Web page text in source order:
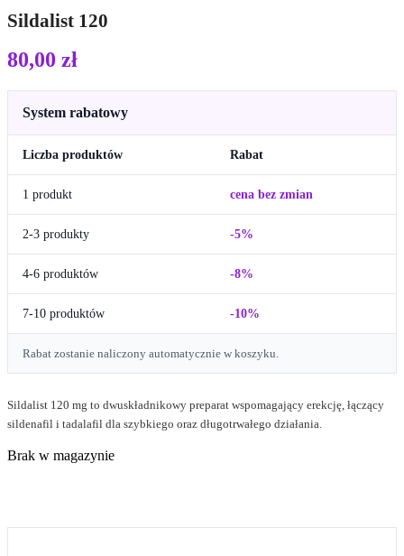
Sildalist 120
80,00 zł
System rabatowy
Liczba produktów Rabat
1 produkt cena bez zmian
2-3 produkty -5%
4-6 produktów -8%
7-10 produktów -10%
Rabat zostanie naliczony automatycznie w koszyku.
Sildalist 120 mg to dwuskładnikowy preparat wspomagający erekcję, łączący
sildenafil i tadalafil dla szybkiego oraz długotrwałego działania.
Brak w magazynie